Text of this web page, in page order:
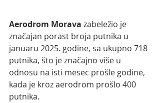
Aerodrom Morava zabeležio je
značajan porast broja putnika u
januaru 2025. godine, sa ukupno 718
putnika, što je značajno više u
odnosu na isti mesec prošle godine,
kada je kroz aerodrom prošlo 400
putnika.